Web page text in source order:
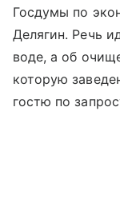
Госдумы по
Делягин. Речь
воде, а об
которую
гостю по